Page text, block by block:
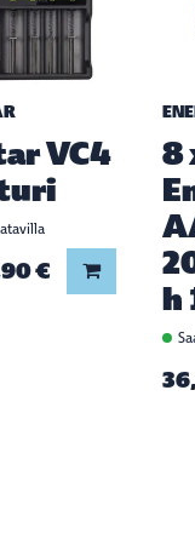
VC4
€ Lisää koriin
8
h